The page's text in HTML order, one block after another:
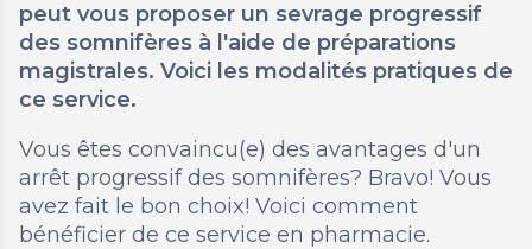
peut vous proposer un sevrage progressif
des somnifères à l'aide de préparations
magistrales. Voici les modalités pratiques de
ce service.
Vous êtes convaincu(e) des avantages d'un
arrêt progressif des somnifères? Bravo! Vous
avez fait le bon choix! Voici comment
bénéficier de ce service en pharmacie.